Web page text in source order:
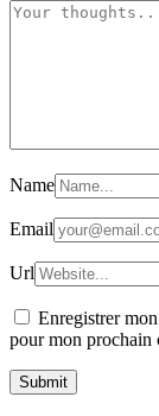
Name
Email
Url
Enregistrer
pour mon prochain